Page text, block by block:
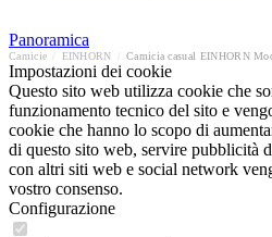
Panoramica
Camicie EINHORN Camicia casual EINHORN
Impostazioni dei cookie
Questo sito web utilizza cookie che
funzionamento tecnico del sito e
cookie che hanno lo scopo di
di questo sito web, servire pubblicità
con altri siti web e social network
vostro consenso.
Configurazione